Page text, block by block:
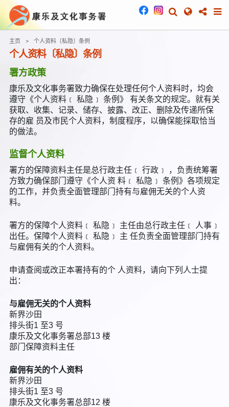
主页 个人资料〔私隐〕条例
个人资料〔私隐〕条例
署方政策
康乐及文化事务署致力确保在处理任何个人资料时，均会
遵守《个人资料﹝ 私隐﹞ 条例》 有关条文的规定。就有关
获取、收集、记录、储存、披露、改正、删除及传递所保
存的雇 员及市民个人资料，制度程序，以确保能採取恰当
的做法。
监督个人资料
署方的保障资料主任是总行政主任﹝ 行政﹞ ，负责统筹署
方致力确保部门遵守《个人资 料﹝ 私隐﹞ 条例》各项规定
的工作，并负责全面管理部门持有与雇佣无关的个人资
料。
署方的保障个人资料﹝ 私隐﹞ 主任由总行政主任﹝ 人事﹞
出任。保障个人资料﹝ 私隐﹞ 主 任负责全面管理部门持有
与雇佣有关的个人资料。
申请查阅或改正本署持有的个 人资料，请向下列人士提
出：
与雇佣无关的个人资料
新界沙田
排头街1 至3 号
康乐及文化事务署总部13 楼
部门保障资料主任
雇佣有关的个人资料
新界沙田
排头街1 至3 号
康乐及文化事务署总部12 楼